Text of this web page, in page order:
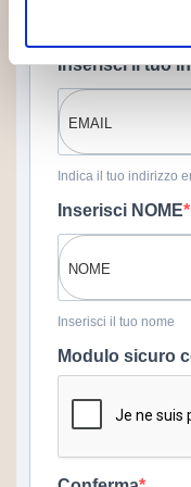
Inserisci il tuo
Indica il tuo indirizzo
Inserisci NOME
Inserisci il tuo nome
Modulo sicuro